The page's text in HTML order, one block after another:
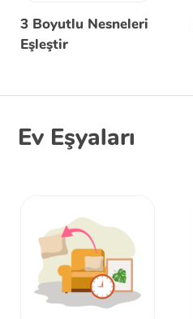
3 Boyutlu Nesneleri
Eşleştir
Ev Eşyaları